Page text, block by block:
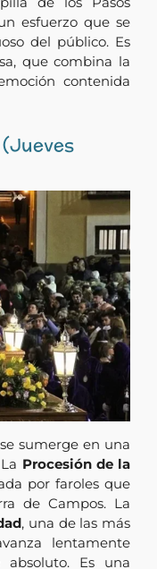
esfuerzo que se
del público. Es
que combina la
contenida
sumerge en una
Procesión de la
por faroles que
de Campos. La
, una de las más
lentamente
absoluto. Es una